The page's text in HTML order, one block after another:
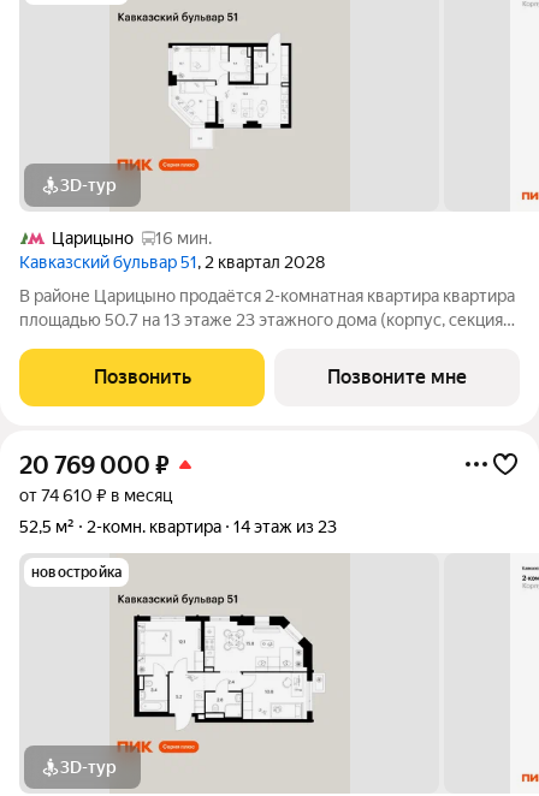
3D-тур
Царицыно
16 мин.
Кавказский бульвар 51, 2 квартал 2028
В районе Царицыно продаётся 2-комнатная квартира квартира
площадью 50.7 на 13 этаже 23 этажного дома (корпус, секция)
расположение 17 минут пешком до станции метро
«Кантемировская» и 20 минут до станции
Позвонить Позвоните мне
20 769 000 ₽
от 74 610 ₽ в месяц
52,5 м²
2-комн. квартира 14 этаж из 23
новостройка
3D-тур